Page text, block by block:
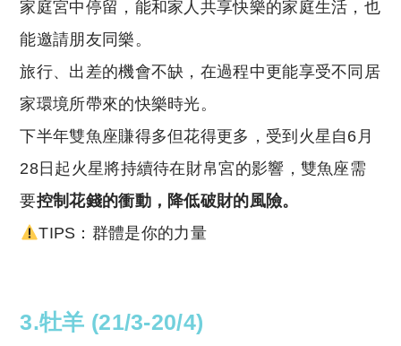
家庭宮中停留，能和家人共享快樂的家庭生活，也
能邀請朋友同樂。
旅行、出差的機會不缺，在過程中更能享受不同居
家環境所帶來的快樂時光。
下半年雙魚座賺得多但花得更多，受到火星自6月
28日起火星將持續待在財帛宮的影響，雙魚座需
要控制花錢的衝動，降低破財的風險。
TIPS：群體是你的力量
3.牡羊 (21/3-20/4)